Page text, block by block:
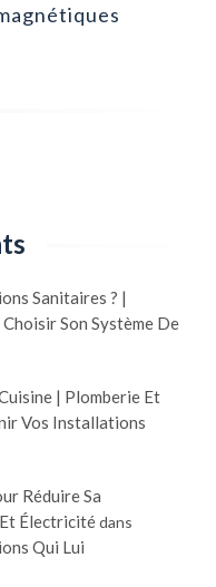
Sanitaires ? |
Choisir Son Système De
| Plomberie Et
Vos Installations
Réduire Sa
Électricitédans
Qui Lui